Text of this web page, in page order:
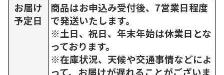
お届け
予定日
商品はお申込み受付後、7営業日程度
で発送いたします。
※土日、祝日、年末年始は休業日とな
っております。
※在庫状況、天候や交通事情などによ
って、お届けが遅れることがございま